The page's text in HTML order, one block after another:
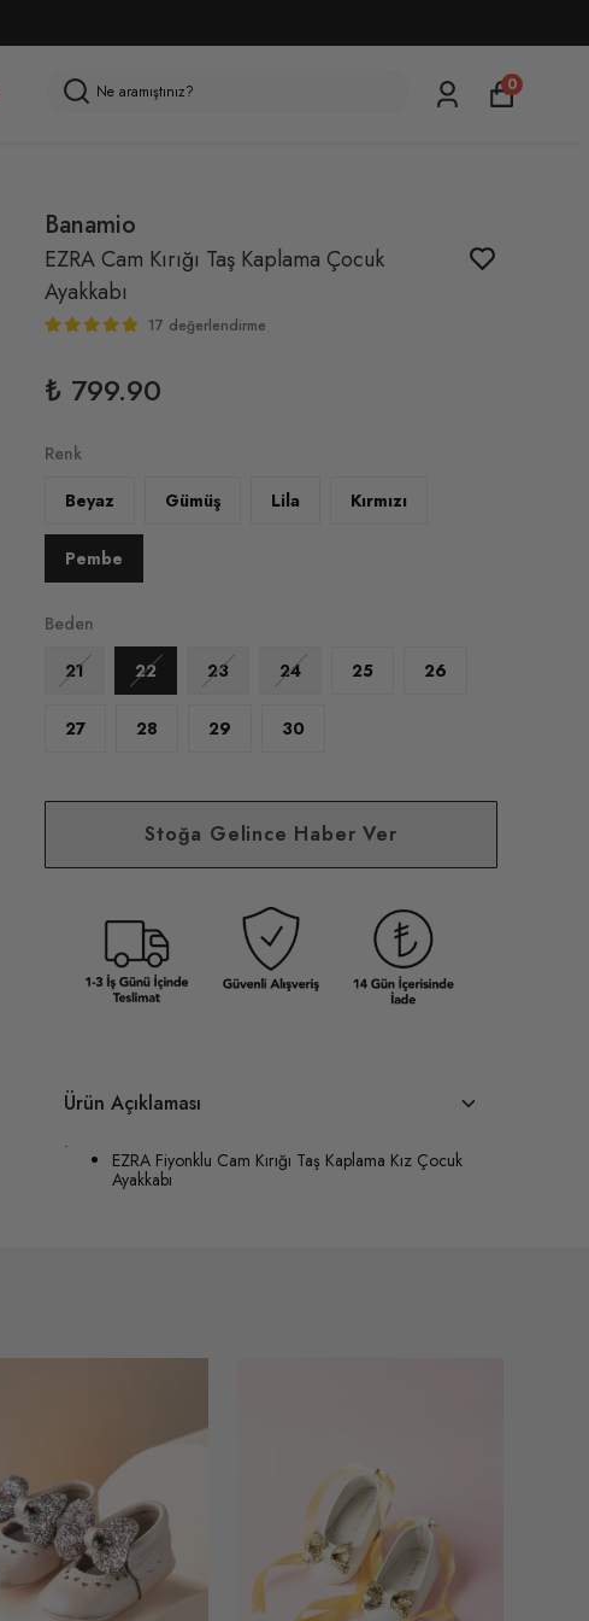
0
Banamio
EZRA Cam Kırığı Taş Kaplama Çocuk
Ayakkabı
17 değerlendirme
₺ 799.90
Renk
Beyaz
Gümüş Lila Kırmızı
Pembe
Beden
21
22 23 24 25 26
27 28 29 30
Stoğa Gelince Haber Ver
Ürün Açıklaması
.
EZRA Fiyonklu Cam Kırığı Taş Kaplama Kız Çocuk
Ayakkabı